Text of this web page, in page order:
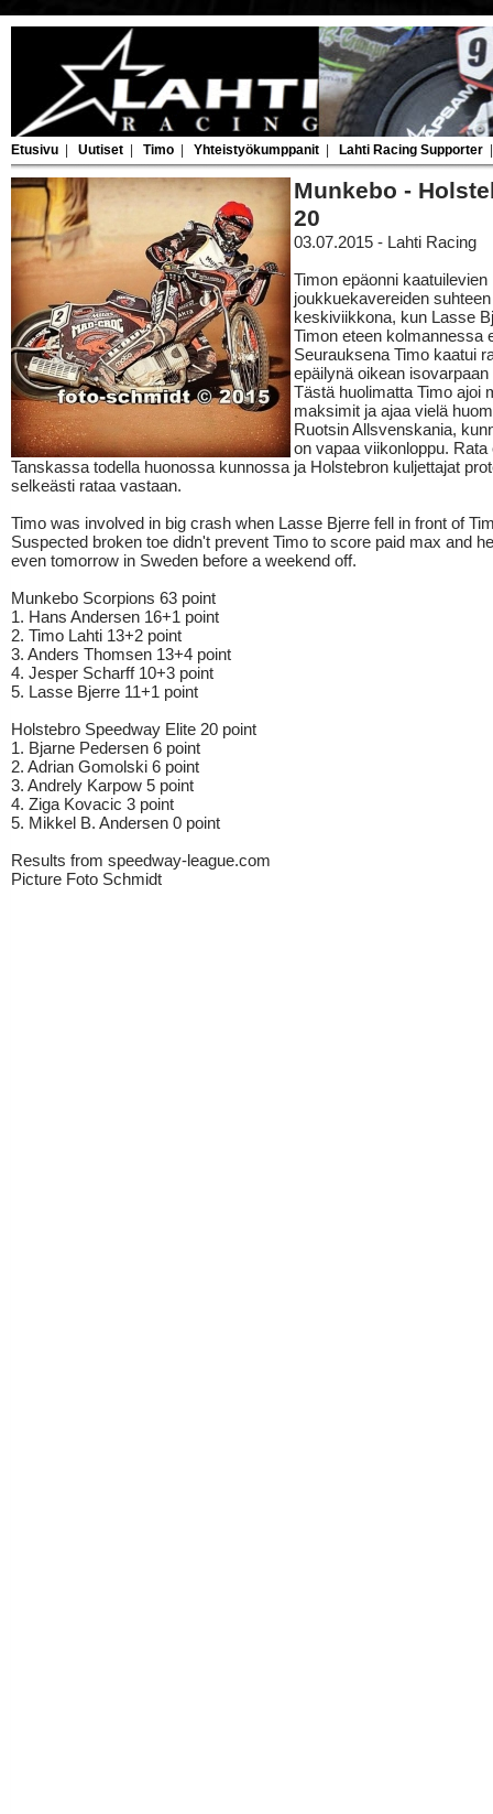
Etusivu Uutiset Timo Yhteistyökumppanit Lahti Racing Supporter
Munkebo -
20
03.07.2015 - Lahti Racing
Timon epäonni kaatuilevien
joukkuekavereiden
keskiviikkona, kun Lasse
Timon eteen kolmannessa
Seurauksena Timo kaatui
epäilynä oikean
Tästä huolimatta Timo ajoi
maksimit ja ajaa vielä
Ruotsin Allsvenskania,
on vapaa viikonloppu. Rata
Tanskassa todella huonossa kunnossa ja Holstebron kuljettajat
selkeästi rataa vastaan.
Timo was involved in big crash when Lasse Bjerre fell in front of
Suspected broken toe didn't prevent Timo to score paid max and
even tomorrow in Sweden before a weekend off.
Munkebo Scorpions 63 point
1. Hans Andersen 16+1 point
2. Timo Lahti 13+2 point
3. Anders Thomsen 13+4 point
4. Jesper Scharff 10+3 point
5. Lasse Bjerre 11+1 point
Holstebro Speedway Elite 20 point
1. Bjarne Pedersen 6 point
2. Adrian Gomolski 6 point
3. Andrely Karpow 5 point
4. Ziga Kovacic 3 point
5. Mikkel B. Andersen 0 point
Results from speedway-league.com
Picture Foto Schmidt